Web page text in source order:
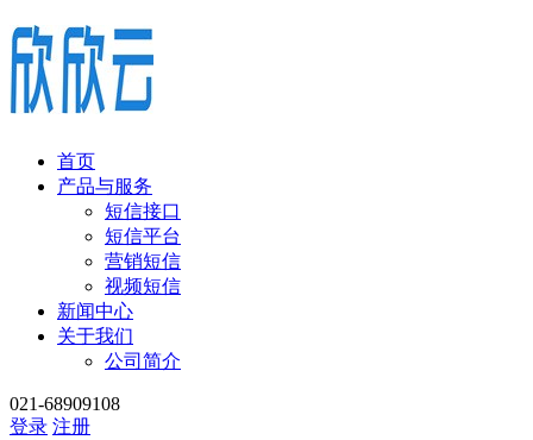
首页
产品与服务
短信接口
短信平台
营销短信
视频短信
新闻中心
关于我们
公司简介
021-68909108
登录 注册